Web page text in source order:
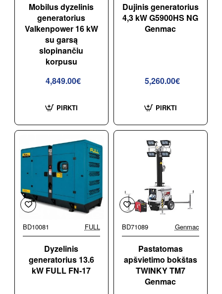
Mobilus dyzelinis
generatorius
Valkenpower 16 kW
su garsą
slopinančiu
korpusu
4,849.00€
PIRKTI
Dujinis generatorius
4,3 kW G5900HS NG
Genmac
5,260.00€
PIRKTI
BD10081 FULL
Dyzelinis
generatorius 13.6
kW FULL FN-17
BD71089 Genmac
Pastatomas
apšvietimo bokštas
TWINKY TM7
Genmac